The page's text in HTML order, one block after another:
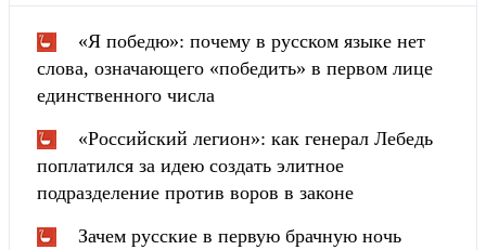
«Я победю»: почему в русском языке нет
слова, означающего «победить» в первом лице
единственного числа
«Российский легион»: как генерал Лебедь
поплатился за идею создать элитное
подразделение против воров в законе
Зачем русские в первую брачную ночь